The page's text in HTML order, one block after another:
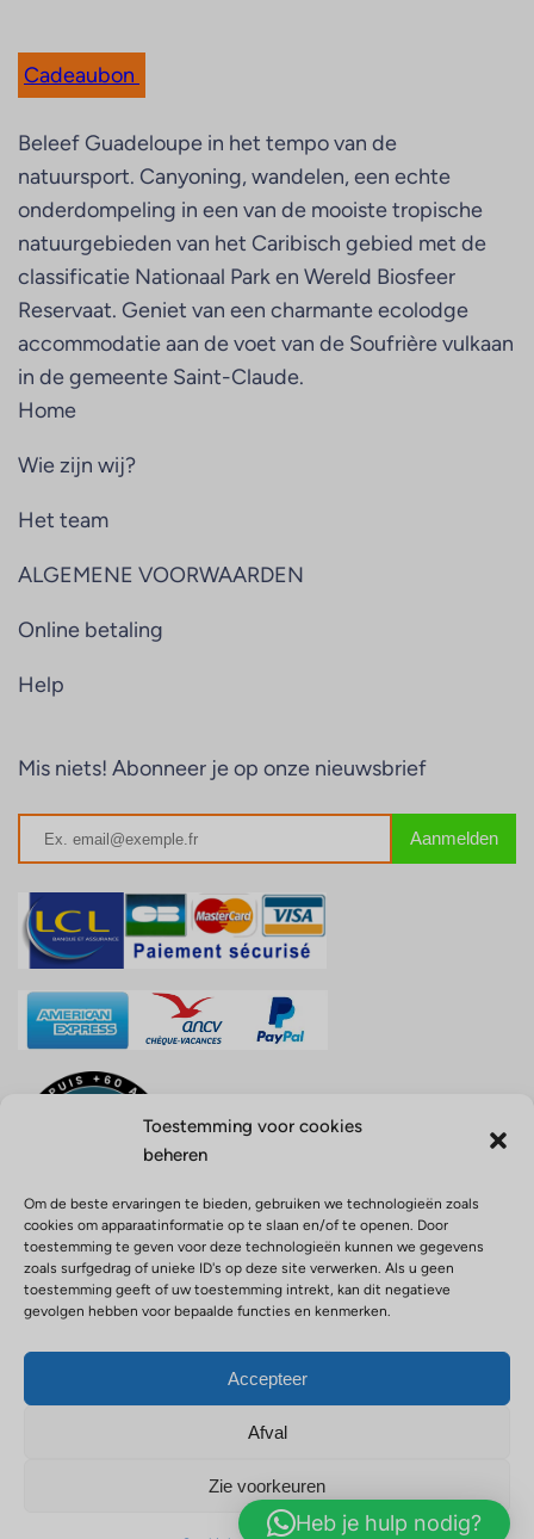
Toestemming voor cookies
beheren
Om de beste ervaringen te bieden, gebruiken we technologieën zoals
cookies om apparaatinformatie op te slaan en/of te openen. Door
toestemming te geven voor deze technologieën kunnen we gegevens
zoals surfgedrag of unieke ID's op deze site verwerken. Als u geen
toestemming geeft of uw toestemming intrekt, kan dit negatieve
gevolgen hebben voor bepaalde functies en kenmerken.
Accepteer
Afval
Zie voorkeuren
Cadeaubon
Beleef Guadeloupe in het tempo van de
natuursport. Canyoning, wandelen, een echte
onderdompeling in een van de mooiste tropische
natuurgebieden van het Caribisch gebied met de
classificatie Nationaal Park en Wereld Biosfeer
Reservaat. Geniet van een charmante ecolodge
accommodatie aan de voet van de Soufrière vulkaan
in de gemeente Saint-Claude.
Home
Wie zijn wij?
Het team
ALGEMENE VOORWAARDEN
Online betaling
Help
Mis niets! Abonneer je op onze nieuwsbrief
Opérateur de voyage ATOUT FRANCE n° IM971100004 –
Activités outdoor police n° 0210001680 – Garantie financière APST
ID: 91155
Juridische informatie
Juridische documenten
© 2023 VERT-INTENSE.Gemaakt door ITGwada
Heb je hulp nodig?